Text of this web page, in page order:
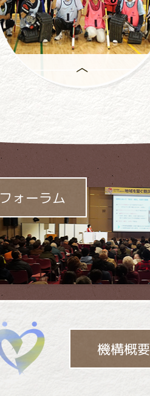
社会貢献機構の
フォーラム
機構概要